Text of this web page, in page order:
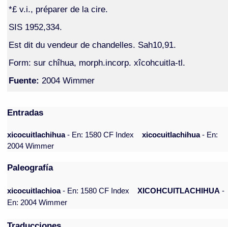
*£ v.i., préparer de la cire.
SIS 1952,334.
Est dit du vendeur de chandelles. Sah10,91.
Form: sur chîhua, morph.incorp. xîcohcuitla-tl.
Fuente: 2004 Wimmer
Entradas
xicocuitlachihua- En: 1580 CF Index xicocuitlachihua- En:
2004 Wimmer
Paleografía
xicocuitlachioa- En: 1580 CF Index XICOHCUITLACHIHUA -
En: 2004 Wimmer